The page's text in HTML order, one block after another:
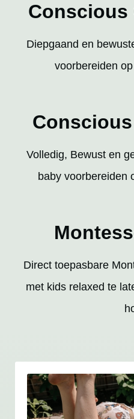
Conscious
Diepgaand en
voorbereiden
Volledig, Bewust en
baby voorbereiden
Direct toepasbare
met kids relaxed te